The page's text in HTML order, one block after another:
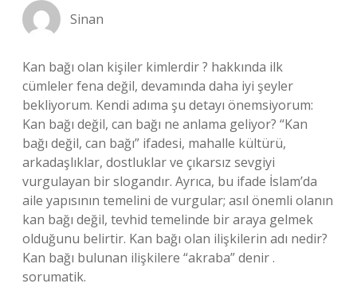
Sinan
Kan bağı olan kişiler kimlerdir ? hakkında ilk
cümleler fena değil, devamında daha iyi şeyler
bekliyorum. Kendi adıma şu detayı önemsiyorum:
Kan bağı değil, can bağı ne anlama geliyor? “Kan
bağı değil, can bağı” ifadesi, mahalle kültürü,
arkadaşlıklar, dostluklar ve çıkarsız sevgiyi
vurgulayan bir slogandır. Ayrıca, bu ifade İslam’da
aile yapısının temelini de vurgular; asıl önemli olanın
kan bağı değil, tevhid temelinde bir araya gelmek
olduğunu belirtir. Kan bağı olan ilişkilerin adı nedir?
Kan bağı bulunan ilişkilere “akraba” denir .
sorumatik.